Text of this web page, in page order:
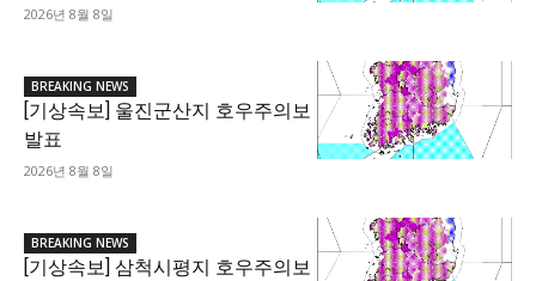
2026년 8월 8일
BREAKING NEWS
[기상속보] 울진군산지 호우주의보
발표
2026년 8월 8일
BREAKING NEWS
[기상속보] 삼척시평지 호우주의보